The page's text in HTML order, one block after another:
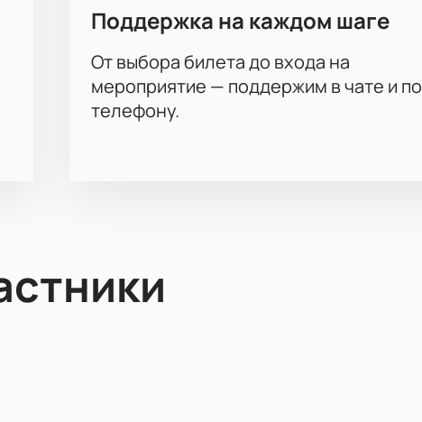
Поддержка на каждом шаге
От выбора билета до входа на
мероприятие — поддержим в чате и по
телефону.